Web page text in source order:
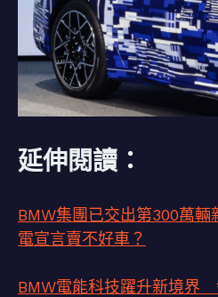
延伸閱讀：
BMW集團已交出第300萬
電宣言賣不好車？
BMW電能科技躍升新境界